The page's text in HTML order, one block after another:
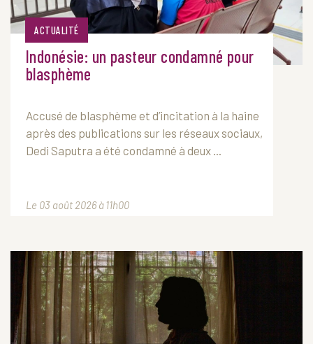
ACTUALITÉ
Indonésie: un pasteur condamné pour
blasphème
Accusé de blasphème et d’incitation à la haine
après des publications sur les réseaux sociaux,
Dedi Saputra a été condamné à deux ...
Le 03 août 2026 à 11h00